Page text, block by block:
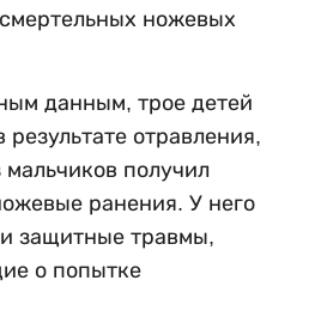
ножевых
данным, трое детей
результате отравления,
получил
ранения. У него
защитные травмы,
о попытке